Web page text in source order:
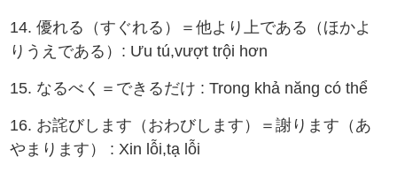
14. 優れる（すぐれる）＝他より上である（ほかよ
りうえである）: Ưu tú,vượt trội hơn
15. なるべく＝できるだけ : Trong khả năng có thể
16. お詫びします（おわびします）＝謝ります（あ
やまります） : Xin lỗi,tạ lỗi